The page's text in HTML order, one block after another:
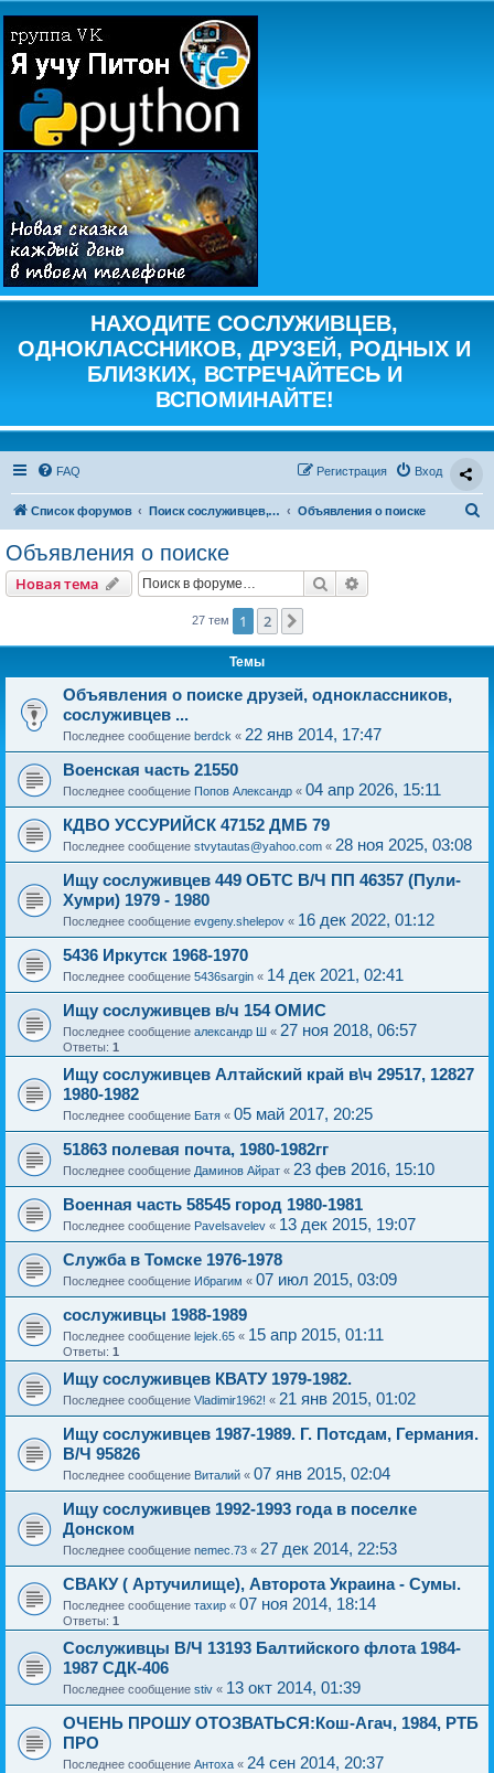
НАХОДИТЕ СОСЛУЖИВЦЕВ,
ОДНОКЛАССНИКОВ, ДРУЗЕЙ, РОДНЫХ И
БЛИЗКИХ, ВСТРЕЧАЙТЕСЬ И
ВСПОМИНАЙТЕ!
FAQ Вход
Регистрация
Список форумов Поиск сослуживцев, друзей, родных и близких, однокласников и т.д. Объявления о поиске
Объявления о поиске
Новая тема Поиск
27 тем 1 2
Темы
Объявления о поиске друзей, одноклассников,
сослуживцев ...
Последнее сообщение berdck « 22 янв 2014, 17:47
Военская часть 21550
Последнее сообщение Попов Александр « 04 апр 2026, 15:11
КДВО УССУРИЙСК 47152 ДМБ 79
Последнее сообщение stvytautas@yahoo.com « 28 ноя 2025, 03:08
Ищу сослуживцев 449 ОБТС В/Ч ПП 46357 (Пули-
Хумри) 1979 - 1980
Последнее сообщение evgeny.shelepov « 16 дек 2022, 01:12
5436 Иркутск 1968-1970
Последнее сообщение 5436sargin « 14 дек 2021, 02:41
Ищу сослуживцев в/ч 154 ОМИС
Последнее сообщение александр Ш « 27 ноя 2018, 06:57
Ответы: 1
Ищу сослуживцев Алтайский край в\ч 29517, 12827
1980-1982
Последнее сообщение Батя « 05 май 2017, 20:25
51863 полевая почта, 1980-1982гг
Последнее сообщение Даминов Айрат « 23 фев 2016, 15:10
Военная часть 58545 город 1980-1981
Последнее сообщение Pavelsavelev « 13 дек 2015, 19:07
Служба в Томске 1976-1978
Последнее сообщение Ибрагим « 07 июл 2015, 03:09
сослуживцы 1988-1989
Последнее сообщение lejek.65 « 15 апр 2015, 01:11
Ответы: 1
Ищу сослуживцев КВАТУ 1979-1982.
Последнее сообщение Vladimir1962! « 21 янв 2015, 01:02
Ищу сослуживцев 1987-1989. Г. Потсдам, Германия.
В/Ч 95826
Последнее сообщение Виталий « 07 янв 2015, 02:04
Ищу сослуживцев 1992-1993 года в поселке
Донском
Последнее сообщение nemec.73 « 27 дек 2014, 22:53
СВАКУ ( Артучилище), Авторота Украина - Сумы.
Последнее сообщение тахир « 07 ноя 2014, 18:14
Ответы: 1
Сослуживцы В/Ч 13193 Балтийского флота 1984-
1987 СДК-406
Последнее сообщение stiv « 13 окт 2014, 01:39
ОЧЕНЬ ПРОШУ ОТОЗВАТЬСЯ:Кош-Агач, 1984, РТБ
ПРО
Последнее сообщение Антоха « 24 сен 2014, 20:37